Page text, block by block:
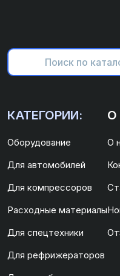
КАТЕГОРИИ:
Оборудование
Для автомобилей
Для компрессоров
Расходные материалы
Для спецтехники
Для рефрижераторов
О
О